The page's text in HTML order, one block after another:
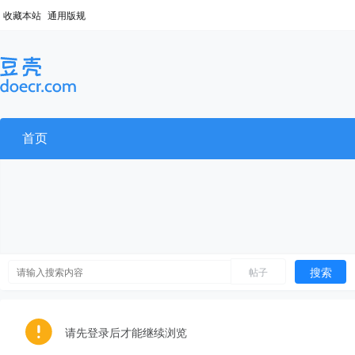
收藏本站 通用版规
首页
帖子 搜索
请先登录后才能继续浏览